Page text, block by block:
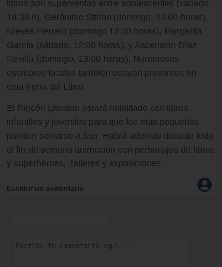
libros son superventas entre adolescentes (sábado,
18:30 h), Gerónimo Stilton (domingo, 12:00 horas),
Nieves Herrero (domingo 12:00 horas), Margarita
García (sábado, 12:00 horas); y Ascensión Díaz
Revilla (domingo, 13:00 horas). Numerosos
escritores locales también estarán presentes en
esta Feria del Libro.
El Rincón Literario estará habilitado con libros
infantiles y juveniles para que los más pequeños
pueden sentarse a leer. Habrá además durante todo
el fin de semana animación con personajes de libros
y superhéroes, talleres y exposiciones.
Escribir un comentario